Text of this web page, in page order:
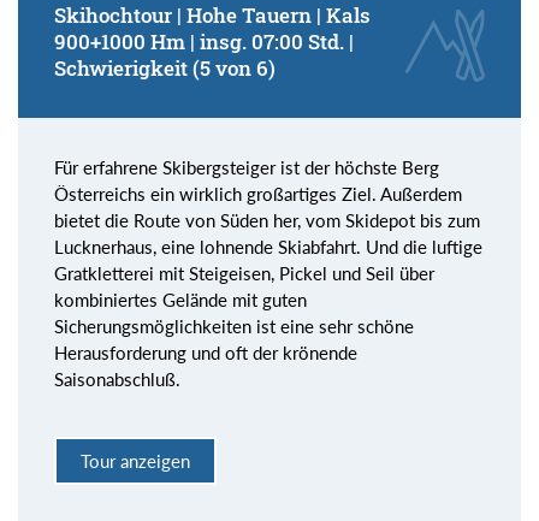
Skihochtour | Hohe Tauern | Kals
900+1000 Hm | insg. 07:00 Std. |
Schwierigkeit (5 von 6)
Für erfahrene Skibergsteiger ist der höchste Berg
Österreichs ein wirklich großartiges Ziel. Außerdem
bietet die Route von Süden her, vom Skidepot bis zum
Lucknerhaus, eine lohnende Skiabfahrt. Und die luftige
Gratkletterei mit Steigeisen, Pickel und Seil über
kombiniertes Gelände mit guten
Sicherungsmöglichkeiten ist eine sehr schöne
Herausforderung und oft der krönende
Saisonabschluß.
Tour anzeigen